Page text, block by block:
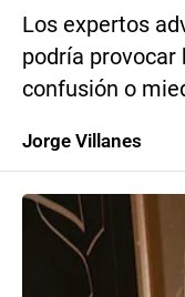
Los expertos
podría provocar
confusión o
Jorge Villanes